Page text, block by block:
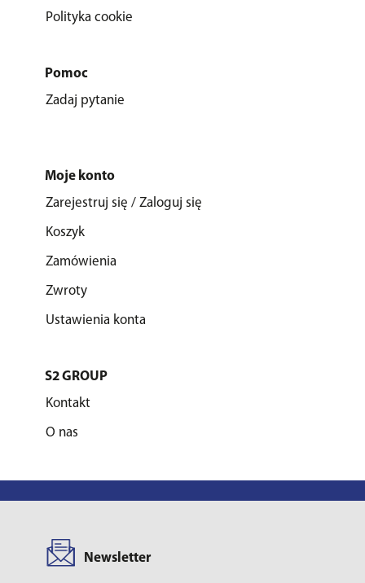
Polityka cookie
Pomoc
Zadaj pytanie
Moje konto
Zarejestruj się / Zaloguj się
Koszyk
Zamówienia
Zwroty
Ustawienia konta
S2 GROUP
Kontakt
O nas
Newsletter